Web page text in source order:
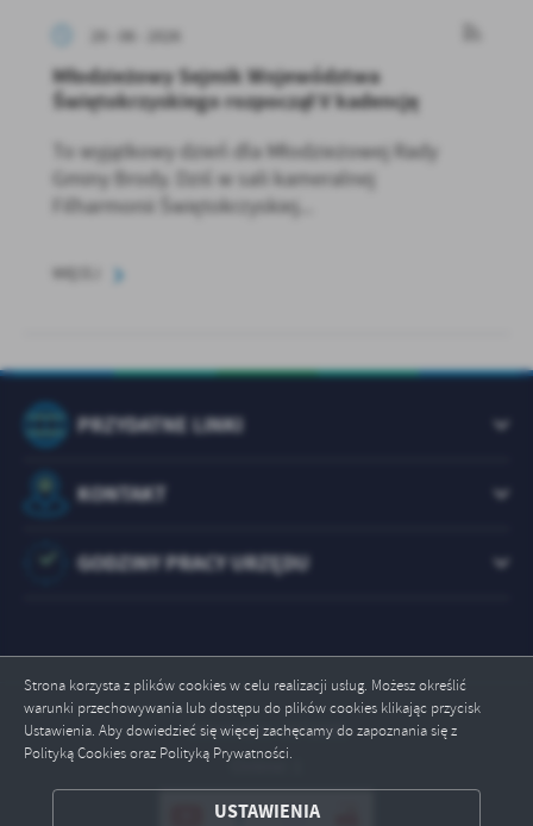
Strona korzysta z plików cookies w celu realizacji usług. Możesz określić
warunki przechowywania lub dostępu do plików cookies klikając przycisk
Ustawienia. Aby dowiedzieć się więcej zachęcamy do zapoznania się z
Polityką Cookies oraz Polityką Prywatności.
USTAWIENIA
ZAPISZ WYBRANE
29 - 06 - 2026
Młodzieżowy Sejmik Województwa
Świętokrzyskiego rozpoczął V kadencję
To wyjątkowy dzień dla Młodzieżowej Rady
Gminy Brody. Dziś w sali kameralnej
Filharmonii Świętokrzyskiej...
PRZYDATNE LINKI
KONTAKT
GODZINY PRACY URZĘDU
Odwiedzin: 1072695
Online: 1